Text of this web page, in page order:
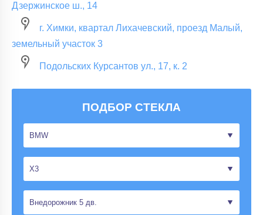
ПОДБОР СТЕКЛА
Дзержинское ш., 14
г. Химки, квартал Лихачевский, проезд Малый,
земельный участок 3
Подольских Курсантов ул., 17, к. 2